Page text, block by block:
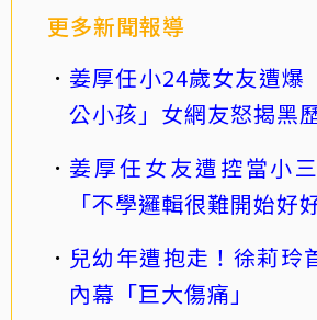
更多新聞報導
姜厚任小24歲女友遭爆
公小孩」女網友怒揭黑
姜厚任女友遭控當小
「不學邏輯很難開始好
兒幼年遭抱走！徐莉玲
內幕「巨大傷痛」